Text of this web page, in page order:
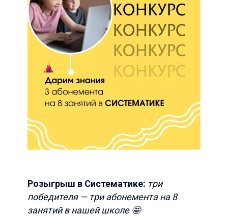
Розыгрыш в Систематике: три
победителя — три абонемента на 8
занятий в нашей школе 🤩